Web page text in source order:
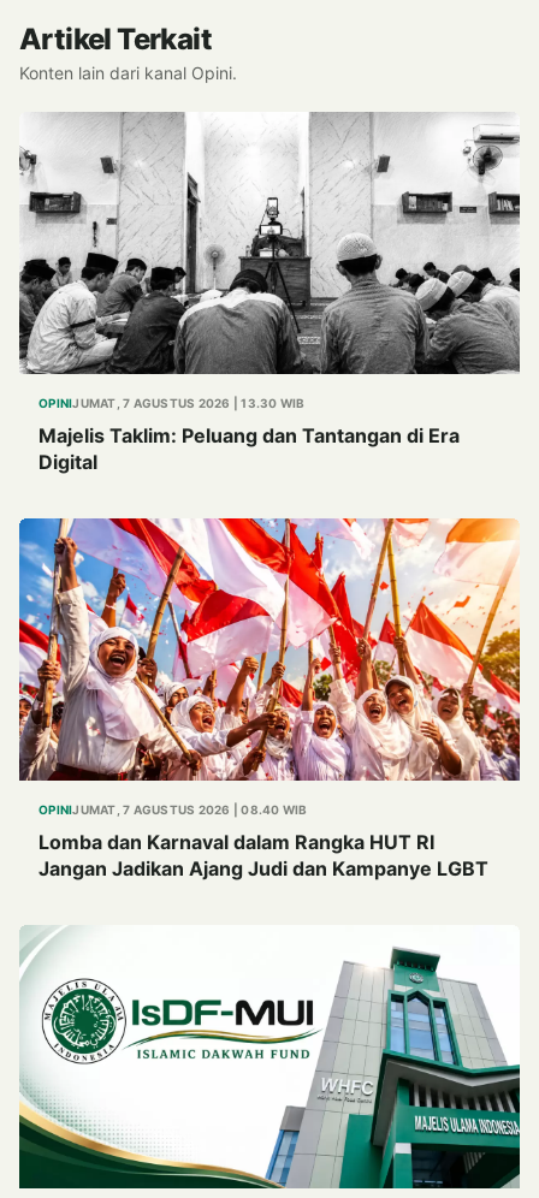
Artikel Terkait
Konten lain dari kanal Opini.
OPINIJUMAT, 7 AGUSTUS 2026 | 13.30 WIB
Majelis Taklim: Peluang dan Tantangan di Era
Digital
OPINIJUMAT, 7 AGUSTUS 2026 | 08.40 WIB
Lomba dan Karnaval dalam Rangka HUT RI
Jangan Jadikan Ajang Judi dan Kampanye LGBT